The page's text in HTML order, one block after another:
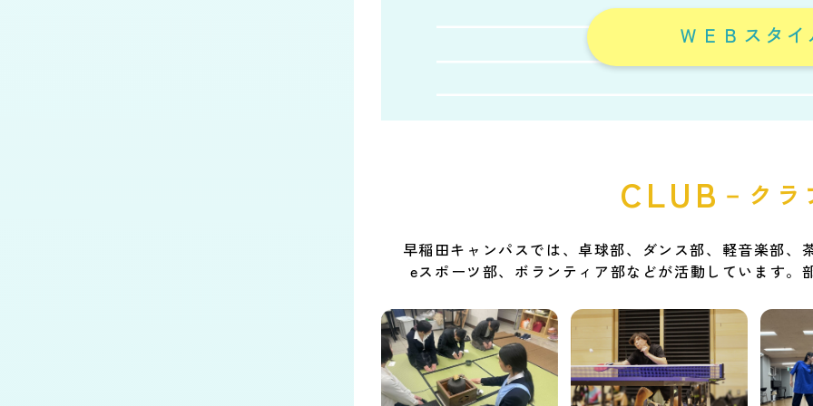
ＷＥＢスタ
CLUB －ク
早稲田キャンパスでは、卓球部、ダンス部、軽音楽部
eスポーツ部、ボランティア部などが活動しています。